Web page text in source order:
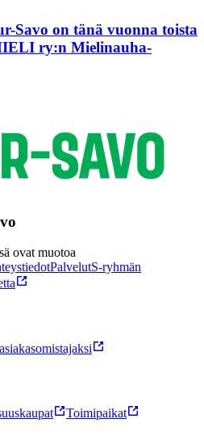
Savo on tänä vuonna toista
ry:n Mielinauha-
ovat muotoa
PalvelutS-ryhmän
Toimipaikat